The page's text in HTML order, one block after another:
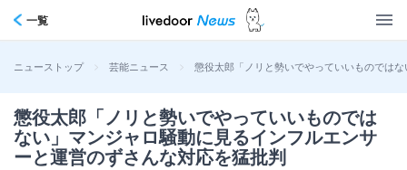
一覧
ニューストップ > 芸能ニュース > 懲役太郎「ノリと勢いでやっていいものでは
懲役太郎「ノリと勢いでやっていいものでは
ない」マンジャロ騒動に見るインフルエンサ
ーと運営のずさんな対応を猛批判